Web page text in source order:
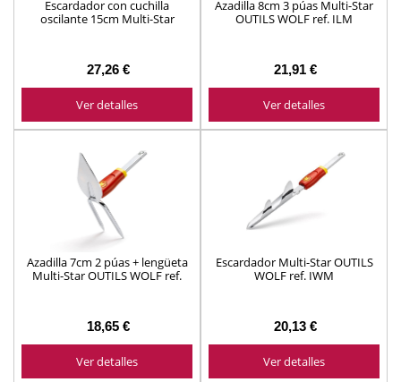
Escardador con cuchilla
oscilante 15cm Multi-Star
27,26 €
Ver detalles
Azadilla 8cm 3 púas Multi-Star
OUTILS WOLF ref. ILM
21,91 €
Ver detalles
Azadilla 7cm 2 púas + lengüeta
Multi-Star OUTILS WOLF ref.
18,65 €
Ver detalles
Escardador Multi-Star OUTILS
WOLF ref. IWM
20,13 €
Ver detalles